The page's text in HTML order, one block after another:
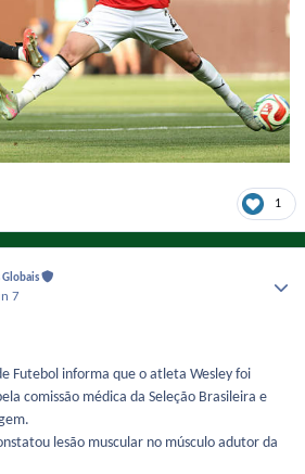
1
Globais
7
Futebol informa que o atleta Wesley foi
comissão médica da Seleção Brasileira e
lesão muscular no músculo adutor da